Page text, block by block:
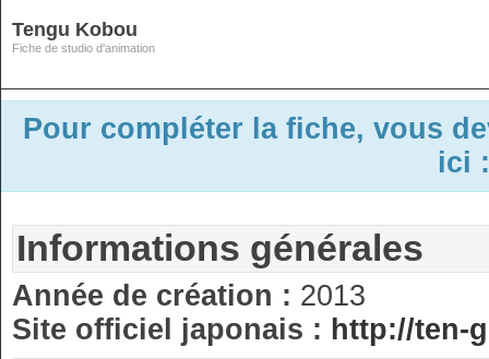
Tengu Kobou
Fiche de studio d'animation
Pour compléter la fiche, vous
ici
Informations générales
Année de création : 2013
Site officiel japonais : http://ten-